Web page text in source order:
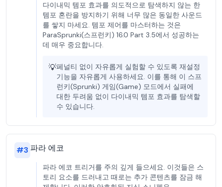
다이내믹 템포 효과를 의도적으로 탐색하지 않는 한
템포 혼란을 방지하기 위해 너무 많은 동일한 사운드
를 쌓지 마세요. 템포 제어를 마스터하는 것은
ParaSprunki(스프런키) 16.0 Part 3.5에서 성공하는
데 매우 중요합니다.
💡페널티 없이 자유롭게 실험할 수 있도록 재설정
기능을 자유롭게 사용하세요. 이를 통해 이 스프
런키(Sprunki) 게임(Game) 모드에서 실패에
대한 두려움 없이 다이내믹 템포 효과를 탐색할
수 있습니다.
#3 파라 에코
파라 에코 트리거를 주의 깊게 들으세요. 이것들은 스
토리 요소를 드러내고 때로는 추가 콘텐츠를 잠금 해